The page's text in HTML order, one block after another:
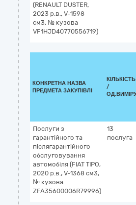
(RENAULT DUSTER,
2023 р.в., V-1598
см3, № кузова
VF1HJD40770556719)
КОНКРЕТНА НАЗВА
ПРЕДМЕТА ЗАКУПІВЛІ
КІЛЬКІСТЬ
/
Послуги з
гарантійного та
післягарантійного
обслуговування
автомобіля (FIAT TIPO,
2020 р.в., V-1368 см3,
№ кузова
ZFA35600006R79996)
13
послуга